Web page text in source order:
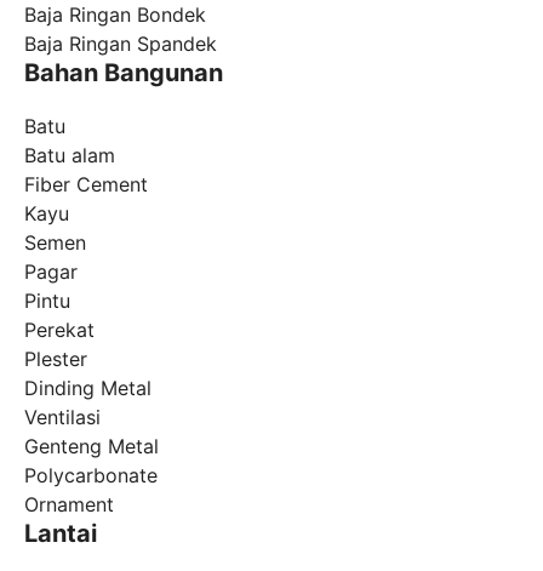
Baja Ringan Bondek
Baja Ringan Spandek
Bahan Bangunan
Batu
Batu alam
Fiber Cement
Kayu
Semen
Pagar
Pintu
Perekat
Plester
Dinding Metal
Ventilasi
Genteng Metal
Polycarbonate
Ornament
Lantai